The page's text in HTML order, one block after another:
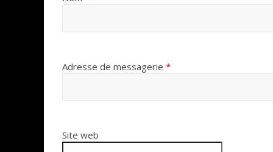
Adresse de messagerie *
Site web